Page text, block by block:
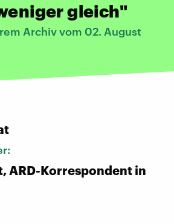
gleich"
Archiv vom 02. August
ARD-Korrespondent in